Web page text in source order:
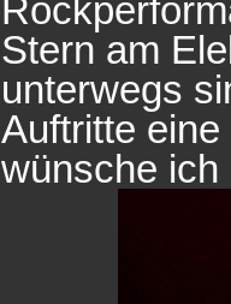
Stern am
unterwegs
Auftritte
wünsche ich